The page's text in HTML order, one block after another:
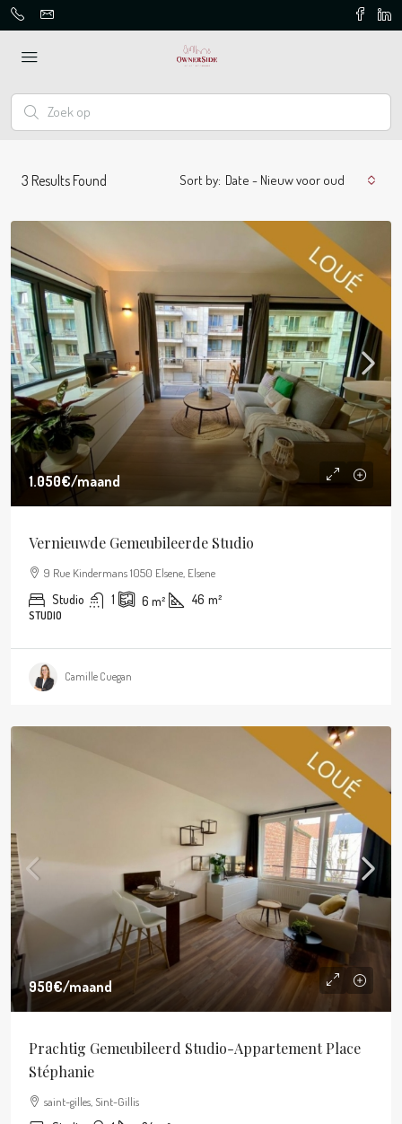
3 Results Found Sort by: Date - Nieuw voor oud
1.050€/maand
Vernieuwde Gemeubileerde Studio
9 Rue Kindermans 1050 Elsene, Elsene
Studio 1 6 m² 46 m²
STUDIO
Camille Cuegan
950€/maand
Prachtig Gemeubileerd Studio-Appartement Place
Stéphanie
saint-gilles, Sint-Gillis